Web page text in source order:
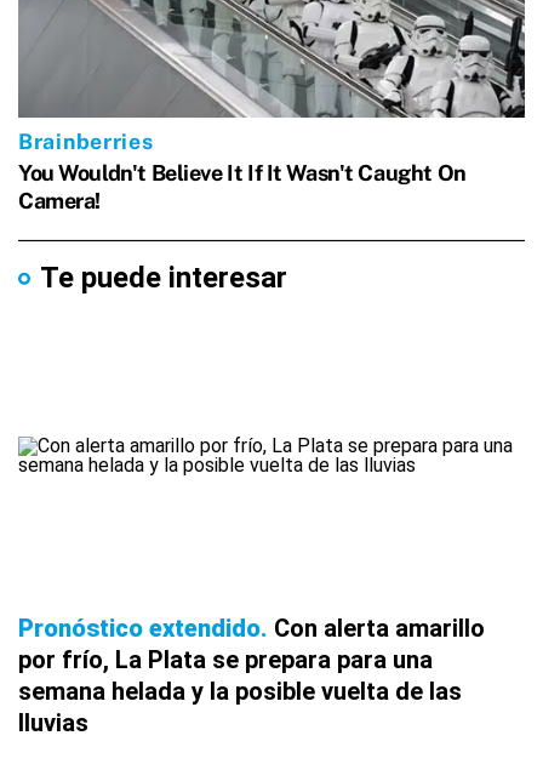
Te puede interesar
Pronóstico extendido Con alerta amarillo
por frío, La Plata se prepara para una
semana helada y la posible vuelta de las
lluvias